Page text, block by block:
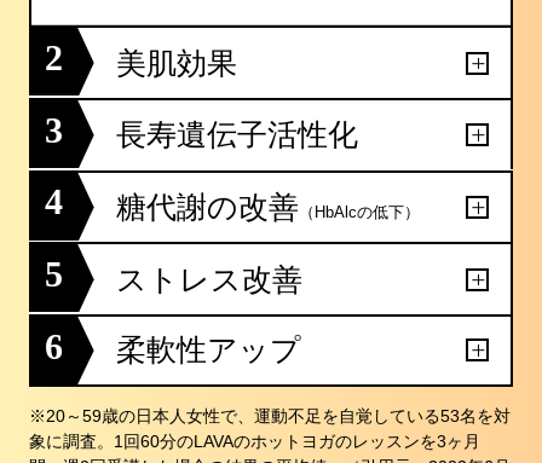
2 美肌効果
3 長寿遺伝子活性化
4 糖代謝の改善 （HbAlcの低下）
5 ストレス改善
6 柔軟性アップ
※20～59歳の日本人女性で、運動不足を自覚している53名を対
象に調査。1回60分のLAVAのホットヨガのレッスンを3ヶ月